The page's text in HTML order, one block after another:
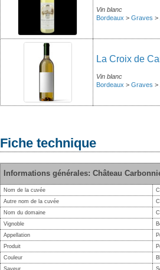
Vin blanc
Bordeaux > Graves >
La Croix de
Vin blanc
Bordeaux > Graves >
Fiche technique
Informations générales: Château
Nom de la cuvée
Autre nom de la cuvée
Nom du domaine
Vignoble
Appellation
Produit
Couleur
Saveur